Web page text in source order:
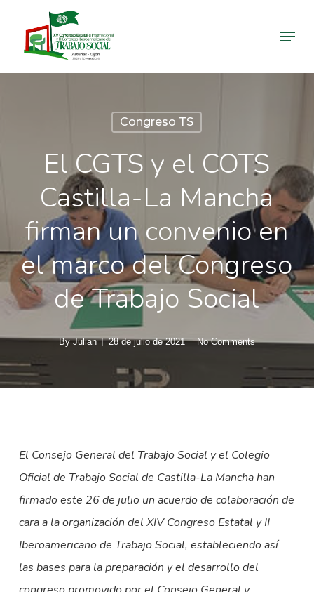
Menu
Congreso TS
El CGTS y el COTS
Castilla-La Mancha
firman un convenio en
el marco del Congreso
de Trabajo Social
By Julian 28 de julio de 2021 No Comments
El Consejo General del Trabajo Social y el Colegio
Oficial de Trabajo Social de Castilla-La Mancha han
firmado este 26 de julio un acuerdo de colaboración de
cara a la organización del XIV Congreso Estatal y II
Iberoamericano de Trabajo Social, estableciendo así
las bases para la preparación y el desarrollo del
Close